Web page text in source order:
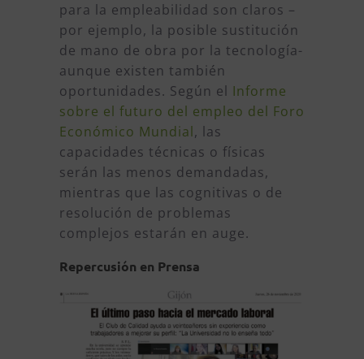
para la empleabilidad son claros –
por ejemplo, la posible sustitución
de mano de obra por la tecnología-
aunque existen también
oportunidades. Según el Informe
sobre el futuro del empleo del Foro
Económico Mundial, las
capacidades técnicas o físicas
serán las menos demandadas,
mientras que las cognitivas o de
resolución de problemas
complejos estarán en auge.
Repercusión en Prensa